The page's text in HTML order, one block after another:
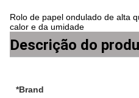
Rolo de papel ondulado de alta
calor e da umidade
Descrição do
*Brand